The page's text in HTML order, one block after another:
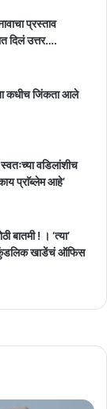
प्रस्ताव
दिलं उत्तर….
कधीच जिंकता आले
वडिलांशीच
प्राॅब्लेम आहे’
! । ‘त्या’
खाडेंचं ऑफिस